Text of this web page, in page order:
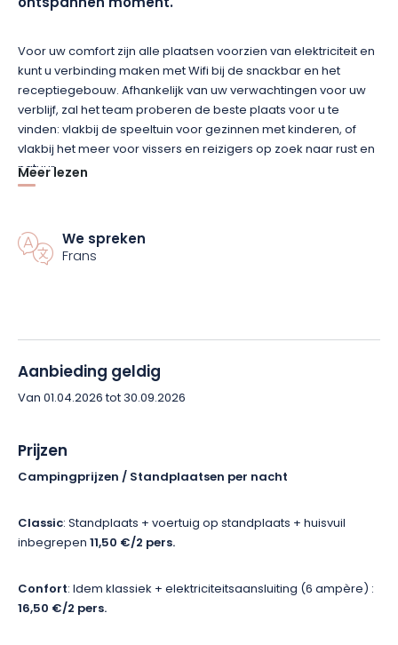
Voor uw comfort zijn alle plaatsen voorzien van elektriciteit en
kunt u verbinding maken met Wifi bij de snackbar en het
receptiegebouw. Afhankelijk van uw verwachtingen voor uw
verblijf, zal het team proberen de beste plaats voor u te
vinden: vlakbij de speeltuin voor gezinnen met kinderen, of
vlakbij het meer voor vissers en reizigers op zoek naar rust en
natuur.
wilt u liever waterfietsen, vissen of een dutje doen op het
strand? U kunt de omliggende natuur ontdekken door te
Meer lezen
We spreken
Frans
Aanbieding geldig
Van 01.04.2026 tot 30.09.2026
Prijzen
Campingprijzen / Standplaatsen per nacht
Classic: Standplaats + voertuig op standplaats + huisvuil
inbegrepen11,50 €/2 pers.
Confort: Idem klassiek + elektriciteitsaansluiting (6 ampère) :
16,50 €/2 pers.